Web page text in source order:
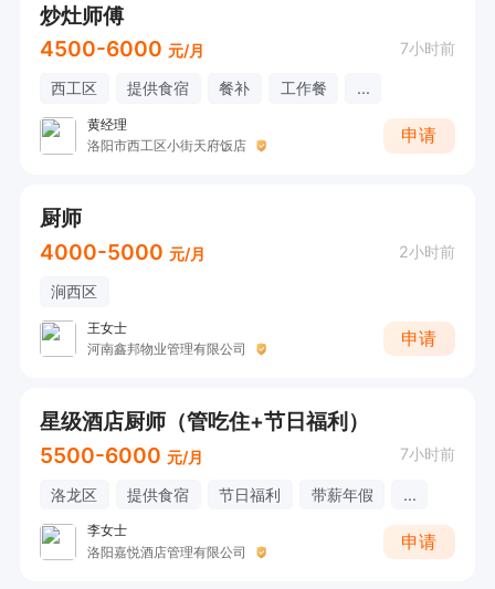
炒灶师傅
4500-6000 元/月 7小时前
西工区 提供食宿 餐补 工作餐 ...
黄经理
洛阳市西工区小街天府饭店
申请
厨师
4000-5000 元/月 2小时前
涧西区
王女士
河南鑫邦物业管理有限公司
申请
星级酒店厨师（管吃住+节日福利）
5500-6000 元/月 7小时前
洛龙区 提供食宿 节日福利 带薪年假 ...
李女士
洛阳嘉悦酒店管理有限公司
申请